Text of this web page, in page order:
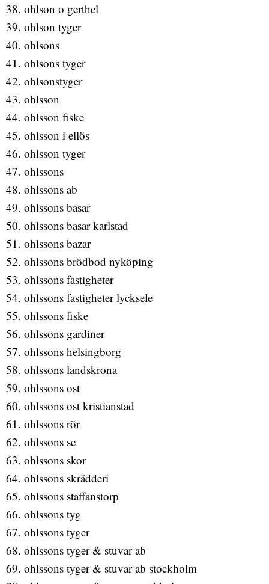
ohlson o gerthel
ohlson tyger
ohlsons
ohlsons tyger
ohlsonstyger
ohlsson
ohlsson fiske
ohlsson i ellös
ohlsson tyger
ohlssons
ohlssons ab
ohlssons basar
ohlssons basar karlstad
ohlssons bazar
ohlssons brödbod nyköping
ohlssons fastigheter
ohlssons fastigheter lycksele
ohlssons fiske
ohlssons gardiner
ohlssons helsingborg
ohlssons landskrona
ohlssons ost
ohlssons ost kristianstad
ohlssons rör
ohlssons se
ohlssons skor
ohlssons skrädderi
ohlssons staffanstorp
ohlssons tyg
ohlssons tyger
ohlssons tyger & stuvar ab
ohlssons tyger & stuvar ab stockholm